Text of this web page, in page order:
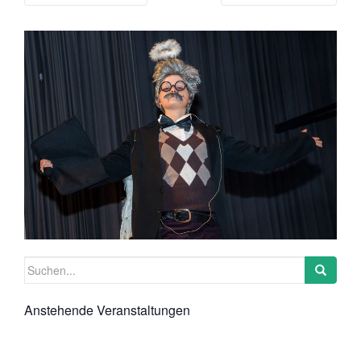
Suchen
Anstehende Veranstaltungen